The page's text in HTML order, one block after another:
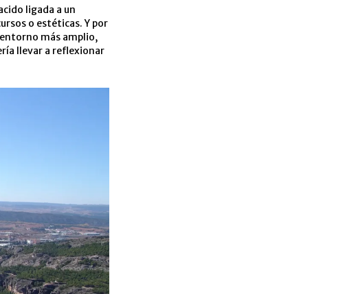
ligada a un
o estéticas. Y por
más amplio,
llevar a reflexionar